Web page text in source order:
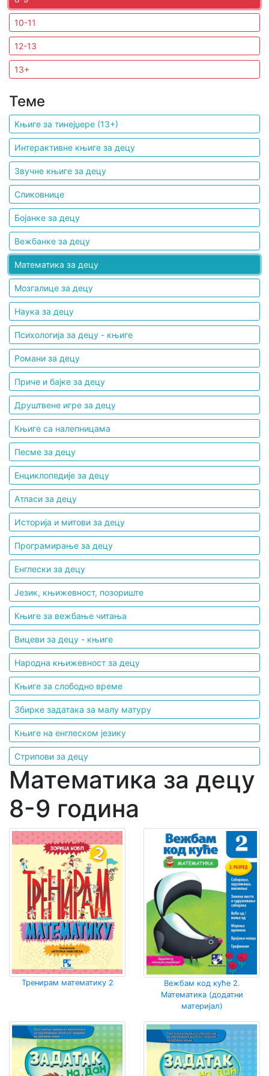
Мој
налог
10-11
12-13
13+
Теме
Књиге за тинејџере (13+)
Интерактивне књиге за децу
Звучне књиге за децу
Сликовнице
Бојанке за децу
Вежбанке за децу
Математика за децу
Мозгалице за децу
Наука за децу
Психологија за децу - књиге
Романи за децу
Приче и бајке за децу
Друштвене игре за децу
Књиге са налепницама
Песме за децу
Енциклопедије за децу
Атласи за децу
Историја и митови за децу
Програмирање за децу
Енглески за децу
Језик, књижевност, позориште
Књиге за вежбање читања
Вицеви за децу - књиге
Народна књижевност за децу
Књиге за слободно време
Збирке задатака за малу матуру
Књиге на енглеском језику
Стрипови за децу
Математика за децу
8-9 година
Тренирам математику 2
Вежбам код куће 2.
Математика (додатни
материјал)